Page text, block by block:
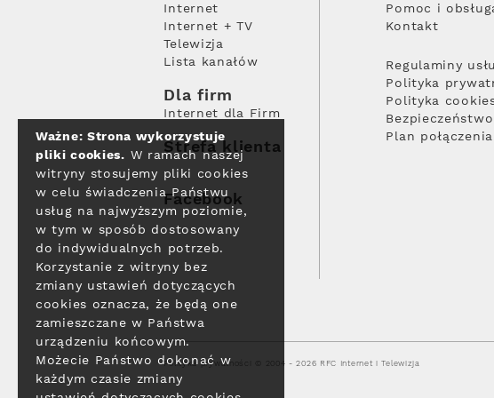
Internet
Internet + TV
Telewizja
Lista kanałów
Dla firm
Internet dla Firm
Strefa klienta
Facebook
Pomoc i
Kontakt
Regulaminy
Polityka
Polityka
Bezpieczeństwo
Plan połączenia
Polityka prywatności © 2004 - 2026 RFC Internet i Telewizja
Ważne: Strona wykorzystuje
pliki cookies. W ramach naszej
witryny stosujemy pliki cookies
w celu świadczenia Państwu
usług na najwyższym poziomie,
w tym w sposób dostosowany
do indywidualnych potrzeb.
Korzystanie z witryny bez
zmiany ustawień dotyczących
cookies oznacza, że będą one
zamieszczane w Państwa
urządzeniu końcowym.
Możecie Państwo dokonać w
każdym czasie zmiany